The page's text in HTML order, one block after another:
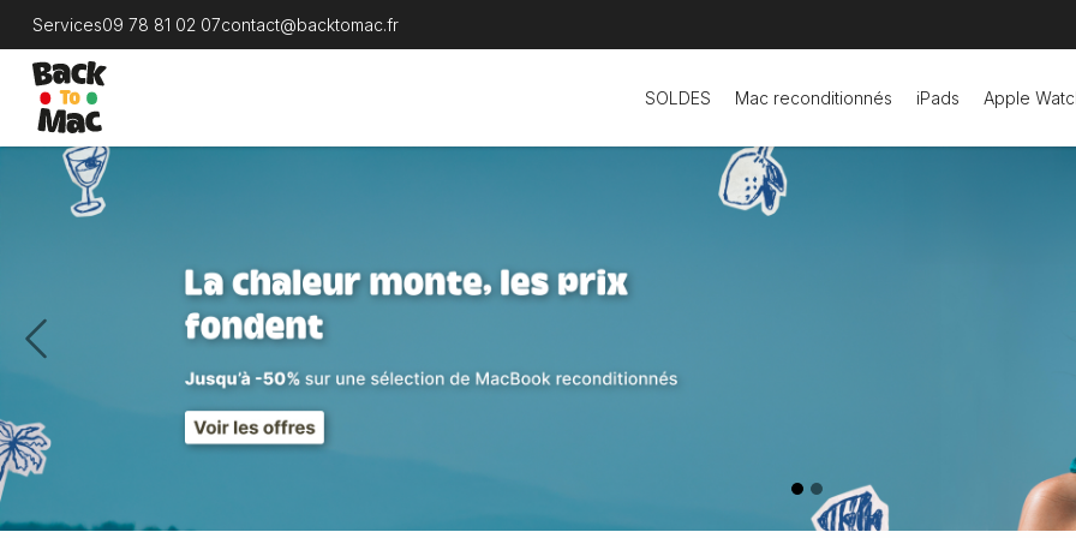
Services09 78 81 02 07contact@backtomac.fr
SOLDES Mac reconditionnés iPads Apple
Previous